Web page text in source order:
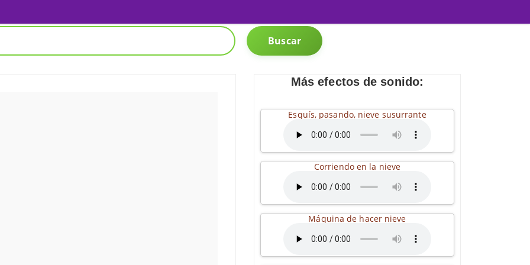
Buscar
Más efectos de sonido:
Esquís, pasando, nieve susurrante
Corriendo en la nieve
Máquina de hacer nieve